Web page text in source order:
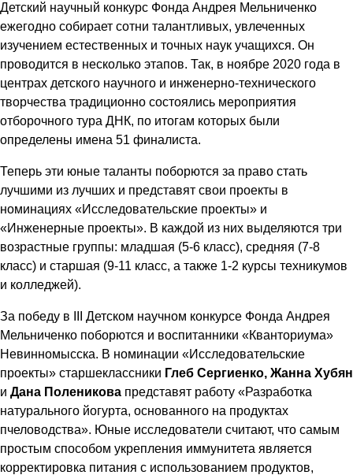
Детский научный конкурс Фонда Андрея Мельниченко
ежегодно собирает сотни талантливых, увлеченных
изучением естественных и точных наук учащихся. Он
проводится в несколько этапов. Так, в ноябре 2020 года в
центрах детского научного и инженерно-технического
творчества традиционно состоялись мероприятия
отборочного тура ДНК, по итогам которых были
определены имена 51 финалиста.
Теперь эти юные таланты поборются за право стать
лучшими из лучших и представят свои проекты в
номинациях «Исследовательские проекты» и
«Инженерные проекты». В каждой из них выделяются три
возрастные группы: младшая (5-6 класс), средняя (7-8
класс) и старшая (9-11 класс, а также 1-2 курсы техникумов
и колледжей).
За победу в III Детском научном конкурсе Фонда Андрея
Мельниченко поборются и воспитанники «Кванториума»
Невинномысска. В номинации «Исследовательские
проекты» старшеклассники Глеб Сергиенко, Жанна Хубян
и Дана Поленикова представят работу «Разработка
натурального йогурта, основанного на продуктах
пчеловодства». Юные исследователи считают, что самым
простым способом укрепления иммунитета является
корректировка питания с использованием продуктов,